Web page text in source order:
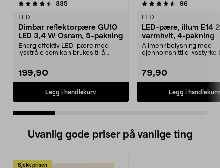
335anmeldelser
LED
Dimbar reflektorpære GU10
LED 3,4 W, Osram, 5-pakning
Energieffektiv LED-pære med
lysstråle som kan brukes til å
199,90
Legg i handlekurv
4.5 av 5 stjerner 96
LED
LED-pære, illum E14
varmhvit, 4-pakning
Allmennbelysning med
gjennomsnittlig lysstyrke
79,90
Legg i handlekurv
5.0 av 5 stjerner
Uvanlig gode priser på vanlige ting
Sjekk prisen